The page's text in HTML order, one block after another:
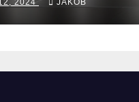
2024 JAKOB